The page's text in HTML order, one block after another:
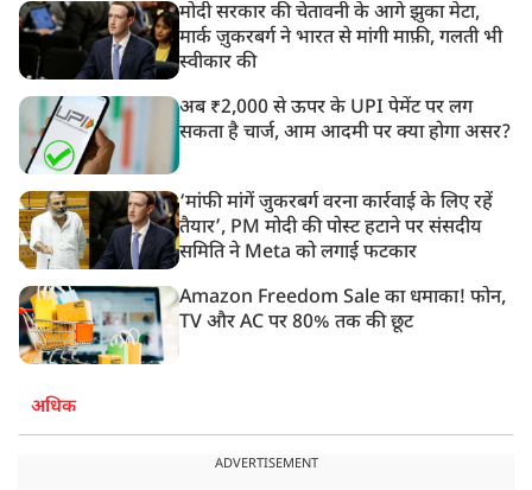
मोदी सरकार की चेतावनी के आगे झुका मेटा,
मार्क ज़ुकरबर्ग ने भारत से मांगी माफ़ी, गलती भी
स्वीकार की
अब ₹2,000 से ऊपर के UPI पेमेंट पर लग
सकता है चार्ज, आम आदमी पर क्या होगा असर?
‘मांफी मांगें जुकरबर्ग वरना कार्रवाई के लिए रहें
तैयार’, PM मोदी की पोस्ट हटाने पर संसदीय
समिति ने Meta को लगाई फटकार
Amazon Freedom Sale का धमाका! फोन,
TV और AC पर 80% तक की छूट
अधिक
ADVERTISEMENT